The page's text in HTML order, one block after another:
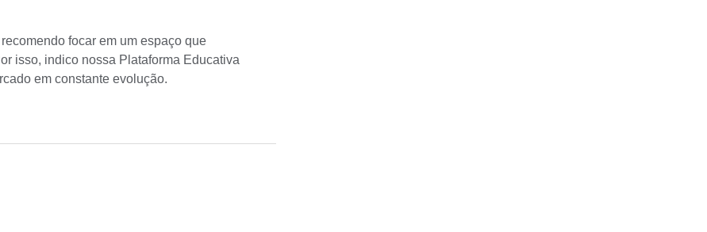
focar em um espaço que
isso, indico nossa Plataforma Educativa
em constante evolução.